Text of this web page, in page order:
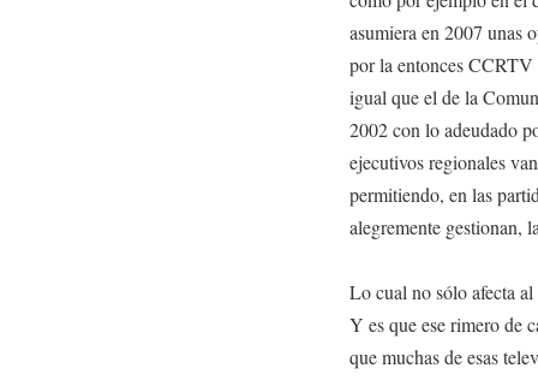
asumiera en 2007 unas
por la entonces CCRTV
igual que el de la
2002 con lo adeudado
ejecutivos regionales
permitiendo, en las
alegremente gestionan,
Lo cual no sólo afecta
Y es que ese rimero de
que muchas de esas